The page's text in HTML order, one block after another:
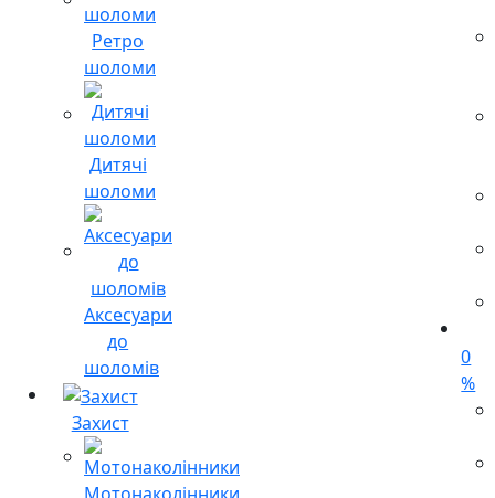
Ретро
шоломи
Дитячі
шоломи
Аксесуари
до
шоломів
Захист
Мотонаколінники
0
%